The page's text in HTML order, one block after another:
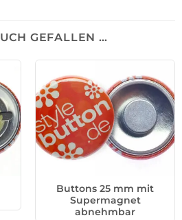
GEFALLEN …
Buttons 25 mm mit
Supermagnet
abnehmbar